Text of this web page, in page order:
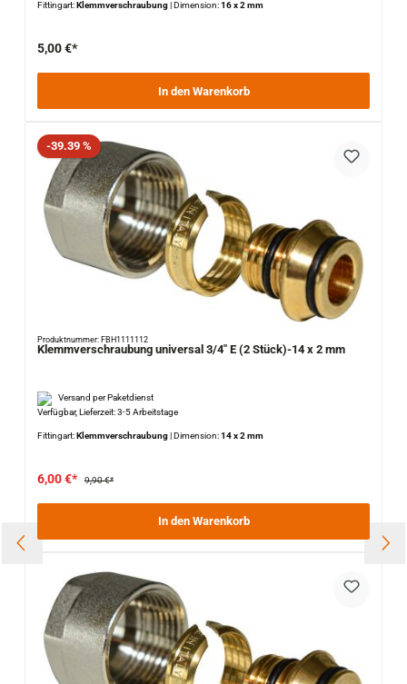
Fittingart:Klemmverschraubung|Dimension:16 x 2 mm
5,00 €*
In den Warenkorb
Rabatt
-39.39 %
Produktnummer: FBH1111112
Klemmverschraubung universal 3/4" E (2 Stück)-14 x 2 mm
Versand per Paketdienst
Verfügbar, Lieferzeit: 3-5 Arbeitstage
Fittingart:Klemmverschraubung|Dimension:14 x 2 mm
6,00 €* 9,90 €*
In den Warenkorb